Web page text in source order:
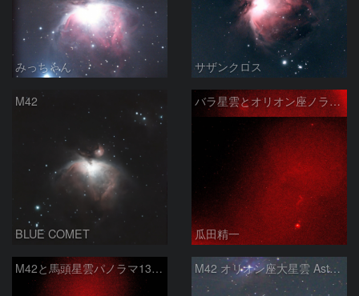
みっちゃん サザンクロス
M42
BLUE COMET
バラ星雲とオリオン座ノラマ50mm
瓜田精一
M42と馬頭星雲パノラマ135mm M42 オリオン座大星雲 AstroTracer Type3の威力